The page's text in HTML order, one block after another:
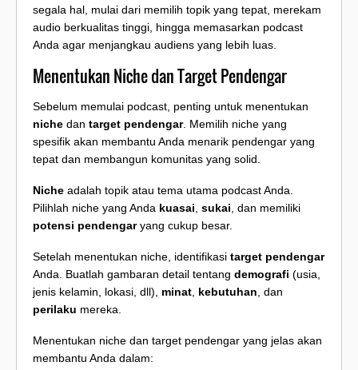
segala hal, mulai dari memilih topik yang tepat, merekam
audio berkualitas tinggi, hingga memasarkan podcast
Anda agar menjangkau audiens yang lebih luas.
Menentukan Niche dan Target Pendengar
Sebelum memulai podcast, penting untuk menentukan
niche dan target pendengar. Memilih niche yang
spesifik akan membantu Anda menarik pendengar yang
tepat dan membangun komunitas yang solid.
Niche adalah topik atau tema utama podcast Anda.
Pilihlah niche yang Anda kuasai sukai , dan memiliki
potensi pendengaryang cukup besar.
Setelah menentukan niche, identifikasi target pendengar
Anda. Buatlah gambaran detail tentang demografi (usia,
jenis kelamin, lokasi, dll), minat kebutuhan , dan
perilaku mereka.
Menentukan niche dan target pendengar yang jelas akan
membantu Anda dalam: